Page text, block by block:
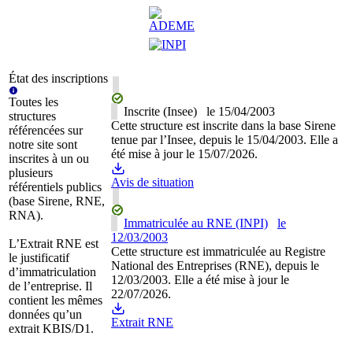
État des inscriptions
Toutes les
structures
référencées sur
notre site sont
inscrites à un ou
plusieurs
référentiels publics
(base Sirene, RNE,
RNA).
L’Extrait RNE est
le justificatif
d’immatriculation
de l’entreprise. Il
contient les mêmes
données qu’un
extrait KBIS/D1.
Inscrite (Insee) le 15/04/2003
Cette structure est inscrite dans la base Sirene
tenue par l’Insee, depuis le 15/04/2003. Elle a
été mise à jour le 15/07/2026.
Avis de situation
Immatriculée au RNE (INPI)
le
12/03/2003
Cette structure est immatriculée au Registre
National des Entreprises (RNE), depuis le
12/03/2003. Elle a été mise à jour le
22/07/2026.
Extrait RNE